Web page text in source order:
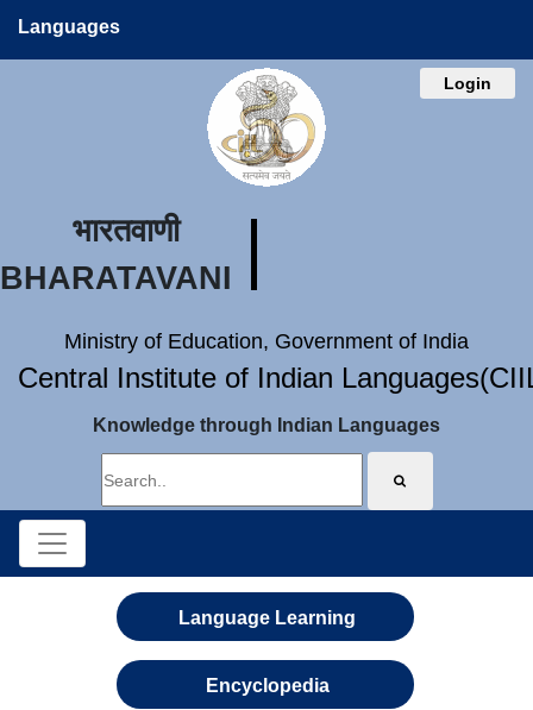
Languages
Login
भारतवाणी
BHARATAVANI
Ministry of Education, Government of India
Central Institute of Indian
Knowledge through Indian Languages
Language Learning
Encyclopedia